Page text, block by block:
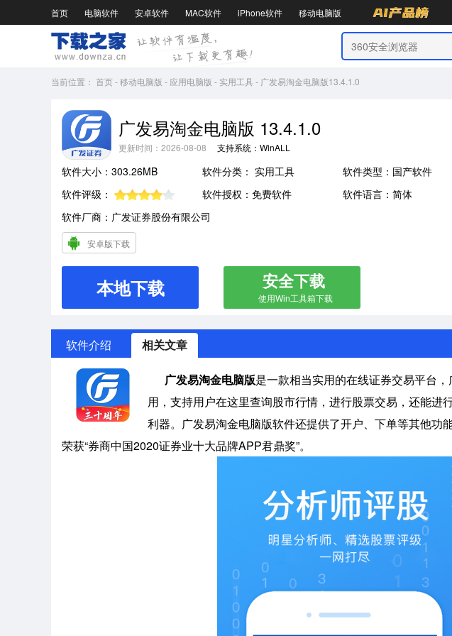
首页 电脑软件 安卓软件 MAC软件 iPhone软件 移动电脑版
当前位置： 首页-移动电脑版 - 应用电脑版 - 实用工具 - 广发易淘金电脑版13.4.1.0
广发易淘金电脑版 13.4.1.0
更新时间：2026-08-08 支持系统：WinALL
软件大小：303.26MB 软件分类： 实用工具
软件类型：国产软件
软件评级：
软件授权：免费软件
软件语言：简体
软件厂商：广发证券股份有限公司
安卓版下载
本地下载 安全下载
使用Win工具箱下载
软件介绍 相关文章
广发易淘金电脑版是一款相当实用的在线证券交易平台
用，支持用户在这里查询股市行情，进行股票交易，还能进
利器。广发易淘金电脑版软件还提供了开户、下单等其他功
荣获“券商中国2020证券业十大品牌APP君鼎奖”。